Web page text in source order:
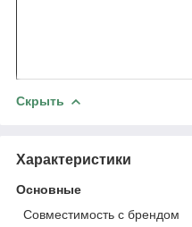
Скрыть
Характеристики
Основные
Совместимость с брендом